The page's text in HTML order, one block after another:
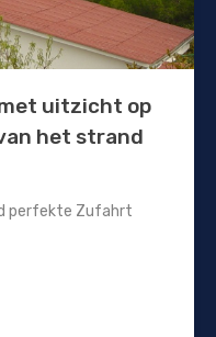
uitzicht op
het strand
perfekte Zufahrt